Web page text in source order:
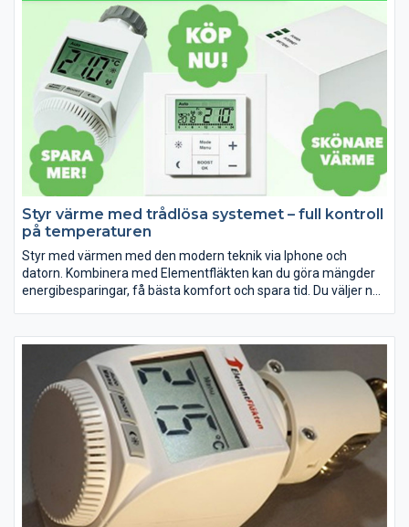
Styr värme med trådlösa systemet – full kontroll
på temperaturen
Styr med värmen med den modern teknik via lphone och
datorn. Kombinera med Elementfläkten kan du göra mängder
energibesparingar, få bästa komfort och spara tid. Du väljer när,